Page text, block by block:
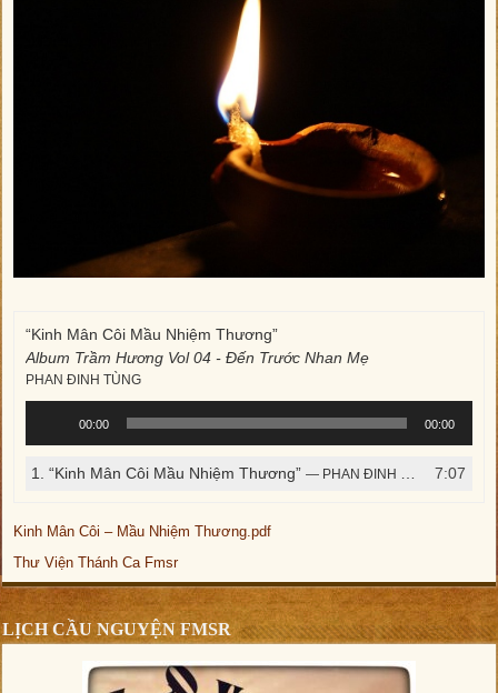
“Kinh Mân Côi Mầu Nhiệm Thương”
Album Trầm Hương Vol 04 - Đến Trước Nhan Mẹ
PHAN ĐINH TÙNG
thanh
00:00 00:00
1.“Kinh Mân Côi Mầu Nhiệm Thương”— PHAN ĐINH TÙNG 7:07
Kinh Mân Côi – Mầu Nhiệm Thương.pdf
Thư Viện Thánh Ca Fmsr
LỊCH CẦU NGUYỆN FMSR